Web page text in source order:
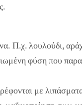
Π.χ. λουλούδι,
φύση που
με